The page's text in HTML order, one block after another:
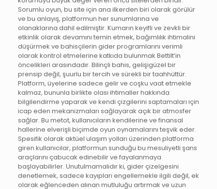
Sorumlu oyun, bu site için ana ilkerden biri olarak görülür
ve bu anlayış, platformun her sunumlarına ve
olanaklarına dahil edilmiştir. Kumarın keyifli ve zevkli bir
etkinlik olarak devamını temin etmek, bağımlılık ihtimalini
düşürmek ve bahisçilerin gider programlarını verimli
olarak kontrol etmelerine katkıda bulunmak Bettilt’in
öncelikleri arasındadır. Bilinçli bahis, gelişigüzel bir
prensip değil, şuurlu bir tercih ve sürekli bir taahhüttür.
Platform, üyelerine sadece gelir ve coşku vaat etmekle
kalmaz, bununla birlikte olası ihtimaller hakkında
bilgilendirme yaparak ve kendi çizgilerini saptamaları için
icap eden mekanizmaları sağlayarak açık bir atmosfer
sağlar. Bu metot, kullanıcıların kendilerine ve finansal
hallerine elverişli biçimde oyun oynamalarını teşvik eder.
Spesifik olarak aktüel ulaşım yolları üzerinden platforma
giren kullanıcılar, platformun sunduğu bu mesuliyetli şans
araçlarını çabucak edinebilir ve fayalanmaya
başlayabilirler. Unutulmamalıdır ki, gider çizelgesini
denetlemek, sadece kayıpları engellemekle ilgili değil, ek
olarak eğlenceden alınan mutluluğu artırmak ve uzun